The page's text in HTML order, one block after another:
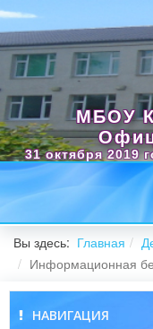
МБОУ
31 октября 2019
Вы здесь: Главная
Информационная
НАВИГАЦИЯ